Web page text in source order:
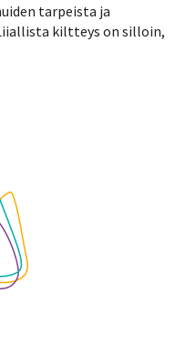
tarpeista ja
kiltteys on silloin,